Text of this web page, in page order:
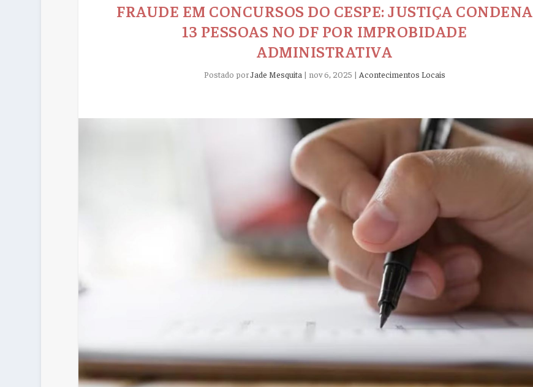
FRAUDE EM CONCURSOS DO CESPE: JUSTIÇA CONDENA
13 PESSOAS NO DF POR IMPROBIDADE
ADMINISTRATIVA
Postado porJade Mesquita | nov 6, 2025 | Acontecimentos Locais